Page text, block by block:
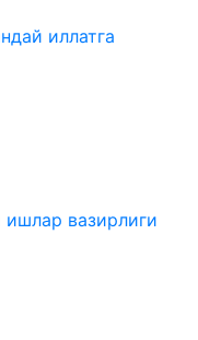
иллатга
ишлар вазирлиги